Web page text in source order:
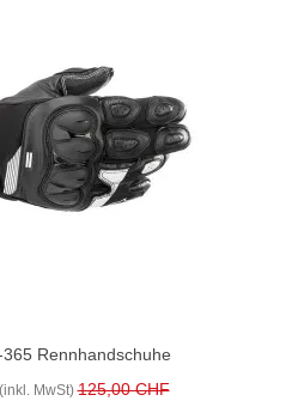
Rennhandschuhe
Weiss
(inkl. MwSt) 125,00 CHF